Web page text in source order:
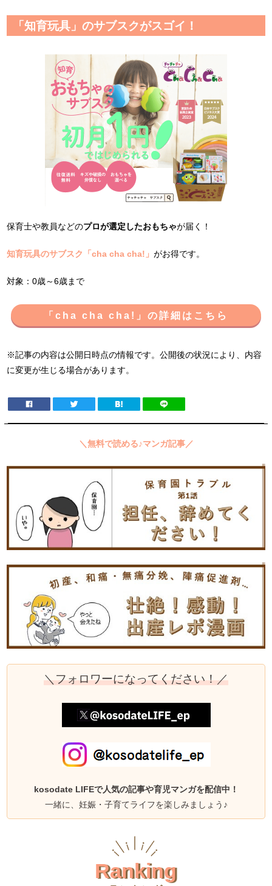
「知育玩具」のサブスクがスゴイ！
保育士や教員などのプロが選定したおもちゃが届く！
知育玩具のサブスク「cha cha cha!」がお得です。
対象：0歳～6歳まで
「cha cha cha!」の詳細はこちら
※記事の内容は公開日時点の情報です。公開後の状況により、内容
に変更が生じる場合があります。
＼無料で読める♪マンガ記事／
＼フォロワーになってください！／
kosodate LIFEで人気の記事や育児マンガを配信中！
一緒に、妊娠・子育てライフを楽しみましょう♪
Ranking